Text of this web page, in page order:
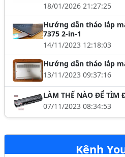
18/01/2026 21:27:25
Hướng dẫn tháo lắp
7375 2-in-1
14/11/2023 12:18:03
Hướng dẫn tháo lắp
13/11/2023 09:37:16
LÀM THẾ NÀO ĐỂ TÌM
07/11/2023 08:34:53
Kênh